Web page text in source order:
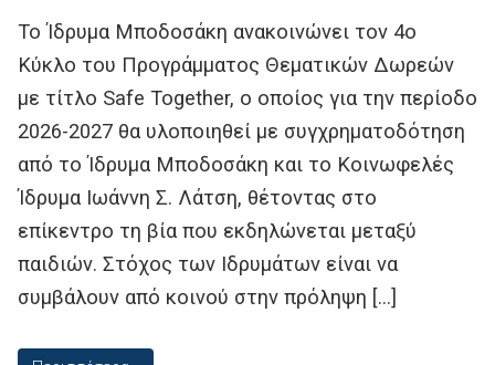
Το Ίδρυμα Μποδοσάκη ανακοινώνει τον 4ο
Κύκλο του Προγράμματος Θεματικών Δωρεών
με τίτλο Safe Together, o οποίος για την περίοδο
2026-2027 θα υλοποιηθεί με συγχρηματοδότηση
από το Ίδρυμα Μποδοσάκη και το Κοινωφελές
Ίδρυμα Ιωάννη Σ. Λάτση, θέτοντας στο
επίκεντρο τη βία που εκδηλώνεται μεταξύ
παιδιών. Στόχος των Ιδρυμάτων είναι να
συμβάλουν από κοινού στην πρόληψη […]